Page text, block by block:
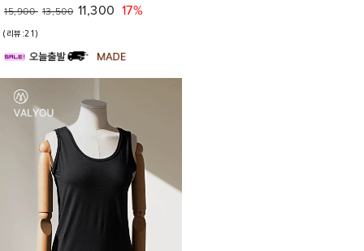
15,900 13,500 11,300 17%
(리뷰:21)